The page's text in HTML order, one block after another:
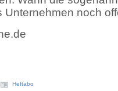
Unternehmen noch
Heftabo